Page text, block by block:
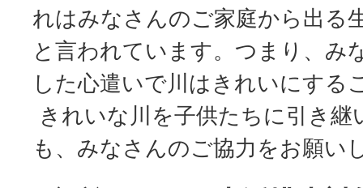
れはみなさんのご家庭から出る
と言われています。つまり、み
した心遣いで川はきれいにする
きれいな川を子供たちに引き
も、みなさんのご協力をお願い